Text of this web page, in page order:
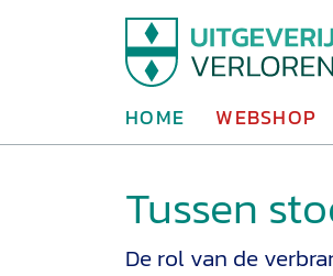
HOME WEBSHOP
Tussen
De rol van de